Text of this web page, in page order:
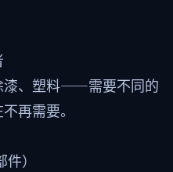
、塑料——需要不同的
再需要。
件）